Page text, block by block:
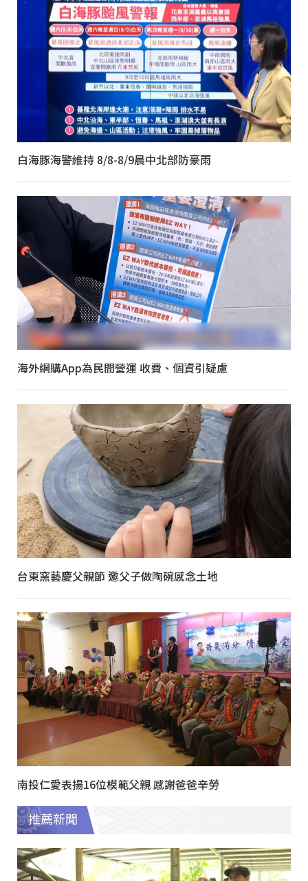
白海豚海警維持 8/8-8/9晨中北部防豪雨
海外網購App為民間營運 收費、個資引疑慮
台東窯藝慶父親節 邀父子做陶碗感念土地
南投仁愛表揚16位模範父親 感謝爸爸辛勞
推薦新聞